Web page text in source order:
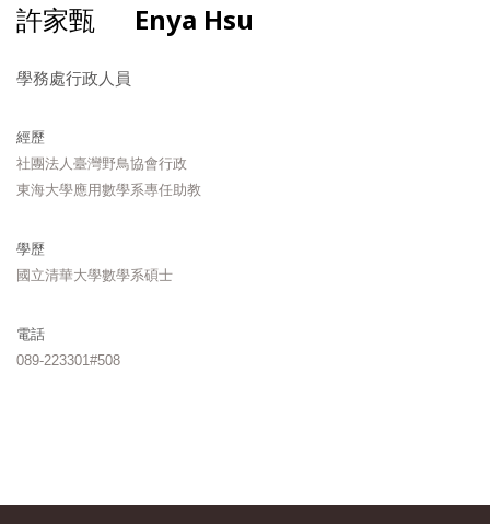
許家甄 Enya Hsu
學務處行政人員
經歷
社團法人臺灣野鳥協會行政
東海大學應用數學系專任助教
學歷
國立清華大學數學系碩士
電話
089-223301#508